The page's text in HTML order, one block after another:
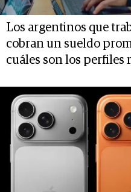
Los argentinos que
cobran un sueldo
cuáles son los perfiles